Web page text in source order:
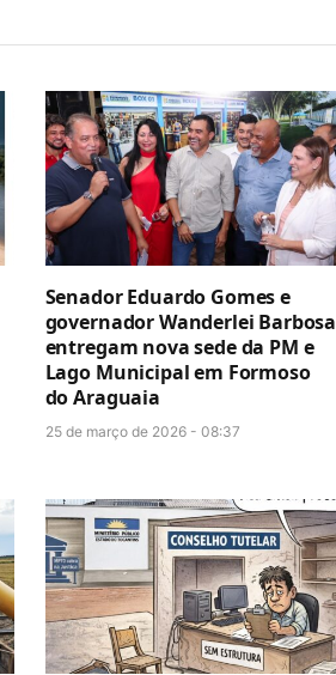
Senador Eduardo Gomes e
governador Wanderlei Barbosa
entregam nova sede da PM e
Lago Municipal em Formoso
do Araguaia
25 de março de 2026 - 08:37